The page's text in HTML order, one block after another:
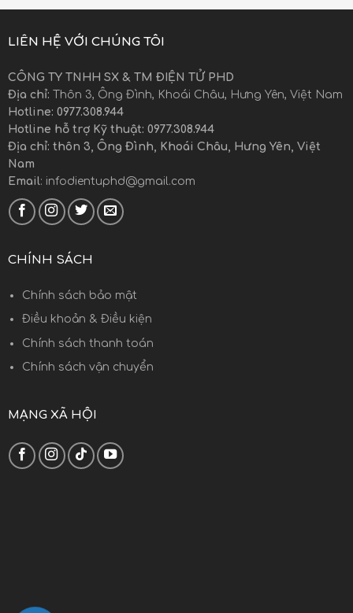
LIÊN HỆ VỚI CHÚNG TÔI
CÔNG TY TNHH SX & TM ĐIỆN TỬ PHD
Địa chỉ: Thôn 3, Ông Đình, Khoái Châu, Hưng Yên, Việt Nam
Hotline: 0977.308.944
Hotline hỗ trợ Kỹ thuật: 0977.308.944
Địa chỉ: thôn 3, Ông Đình, Khoái Châu, Hưng Yên, Việt
Nam
Email: infodientuphd@gmail.com
CHÍNH SÁCH
Chính sách bảo mật
Điều khoản & Điều kiện
Chính sách thanh toán
Chính sách vận chuyển
MẠNG XÃ HỘI